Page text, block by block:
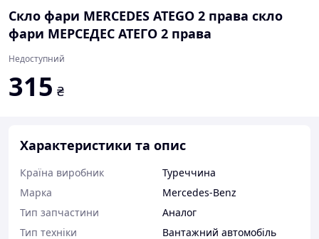
Скло фари MERCEDES ATEGO 2 права скло
фари МЕРСЕДЕС АТЕГО 2 права
Недоступний
315 ₴
Характеристики та опис
Країна виробник
Туреччина
Марка
Mercedes-Benz
Тип запчастини
Аналог
Тип техніки
Вантажний автомобіль